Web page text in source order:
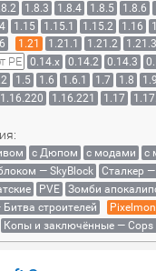
1.8.3 1.8.4 1.8.5 1.8.6
1.15 1.15.1 1.15.2 1.16
1.21 1.21.1 1.21.2 1.21.3
PE 0.14.x 0.14.2 0.14.3
1.5 1.6 1.6.1 1.7 1.8 1.9
1.16.220 1.16.221 1.17
с Дюпом с модами с
— SkyBlock Сталкер
PVE Зомби
строителей Pixelmon
Копы и заключённые — Cops